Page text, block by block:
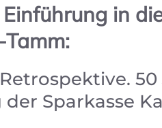
in
Sparkasse